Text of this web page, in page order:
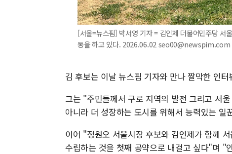
[서울=뉴스핌] 박서영 기자 = 김인제 더불어민주당 서
동을 하고 있다. 2026.06.02 seo00@newspim.com
김 후보는 이날 뉴스핌 기자와 만나 짤막한 인터
그는 "주민들께서 구로 지역의 발전 그리고 서
아니라 더 성장하는 도시를 위해서 능력있는
이어 "정원오 서울시장 후보와 김인제가 함께
수립하는 것을 첫째 공약으로 내걸고 싶다"며 "